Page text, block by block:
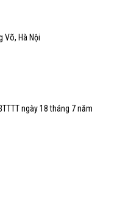
Võ, Hà Nội
ngày 18 tháng 7 năm